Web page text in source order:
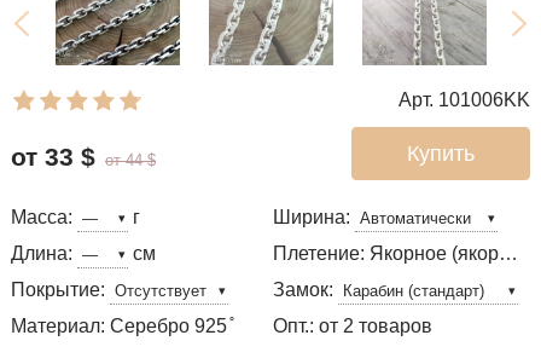
Арт. 101006KK
Купить
от 33 $ от 44 $
Масса: г
Ширина:
Длина:
см
Плетение: Якорное (якорь) с гранями
Покрытие:
Замок:
Материал: Серебро 925 ̊
Опт.: от 2 товаров